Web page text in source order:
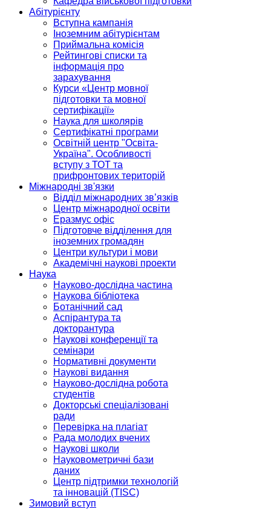
Абітурієнту
Вступна кампанія
Іноземним абітурієнтам
Приймальна комісія
Рейтингові списки та
інформація про
зарахування
Курси «Центр мовної
підготовки та мовної
сертифікації»
Наука для школярів
Сертифікатні програми
Освітній центр "Освіта-
Україна". Особливості
вступу з ТОТ та
прифронтових територій
Міжнародні зв'язки
Відділ міжнародних зв’язків
Центр міжнародної освіти
Еразмус офіс
Підготовче відділення для
іноземних громадян
Центри культури і мови
Академічні наукові проекти
Наука
Науково-дослідна частина
Наукова бібліотека
Ботанічний сад
Аспірантура та
докторантура
Наукові конференції та
семінари
Нормативні документи
Наукові видання
Науково-дослідна робота
студентів
Докторські спеціалізовані
ради
Перевірка на плагіат
Рада молодих вчених
Наукові школи
Науковометричні бази
даних
Центр підтримки технологій
та інновацій (TISC)
Зимовий вступ